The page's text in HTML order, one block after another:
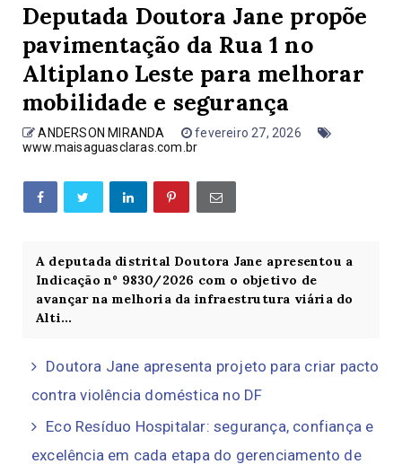
Deputada Doutora Jane propõe
pavimentação da Rua 1 no
Altiplano Leste para melhorar
mobilidade e segurança
ANDERSON MIRANDA
fevereiro 27, 2026
www.maisaguasclaras.com.br
A deputada distrital Doutora Jane apresentou a
Indicação nº 9830/2026 com o objetivo de
avançar na melhoria da infraestrutura viária do
Alti...
Doutora Jane apresenta projeto para criar pacto
contra violência doméstica no DF
Eco Resíduo Hospitalar: segurança, confiança e
excelência em cada etapa do gerenciamento de